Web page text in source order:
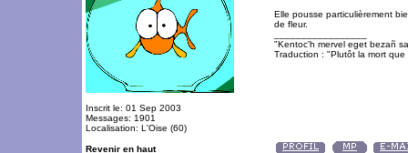
Inscrit le: 01 Sep 2003
Messages: 1901
Localisation: L'Oise (60)
Elle pousse particulièrement
de fleur.
"Kentoc'h mervel eget bezañ
Traduction : "Plutôt la mort que
Revenir en haut